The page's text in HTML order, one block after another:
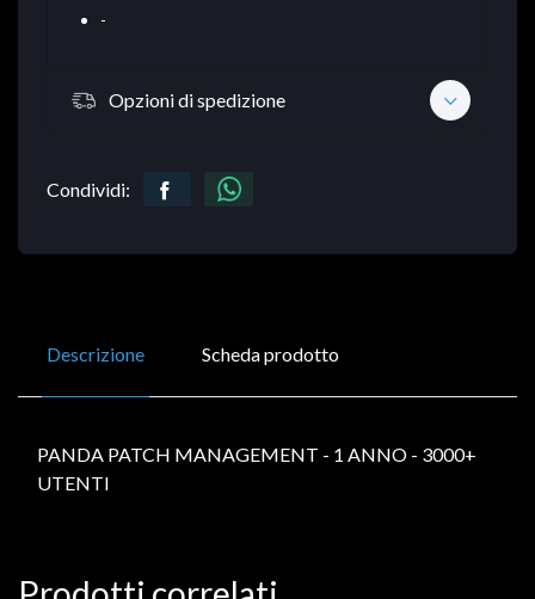
-
Opzioni di spedizione
Condividi:
Descrizione Scheda prodotto
PANDA PATCH MANAGEMENT - 1 ANNO - 3000+
UTENTI